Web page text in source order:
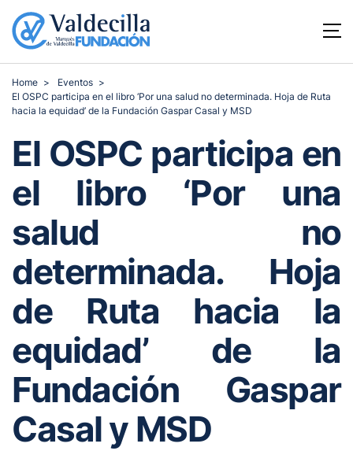
Home
Eventos
El OSPC participa en el libro ‘Por una salud no determinada. Hoja de Ruta
hacia la equidad’ de la Fundación Gaspar Casal y MSD
El OSPC participa en
el libro ‘Por una
salud no
determinada. Hoja
de Ruta hacia la
equidad’ de la
Fundación Gaspar
Casal y MSD